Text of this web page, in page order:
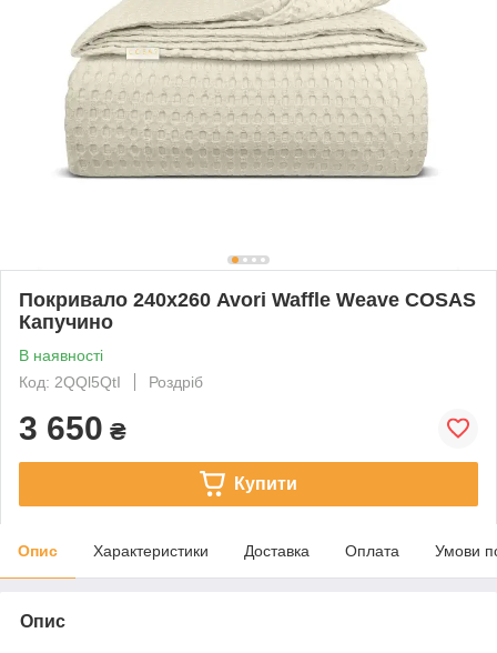
Покривало 240х260 Avori Waffle Weave COSAS
Капучино
В наявності
Код: 2QQl5QtI
Роздріб
3 650 ₴
Купити
Опис Характеристики Доставка Оплата Умови
Опис